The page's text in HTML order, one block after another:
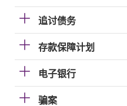
追讨债务
存款保障计划
电子银行
骗案